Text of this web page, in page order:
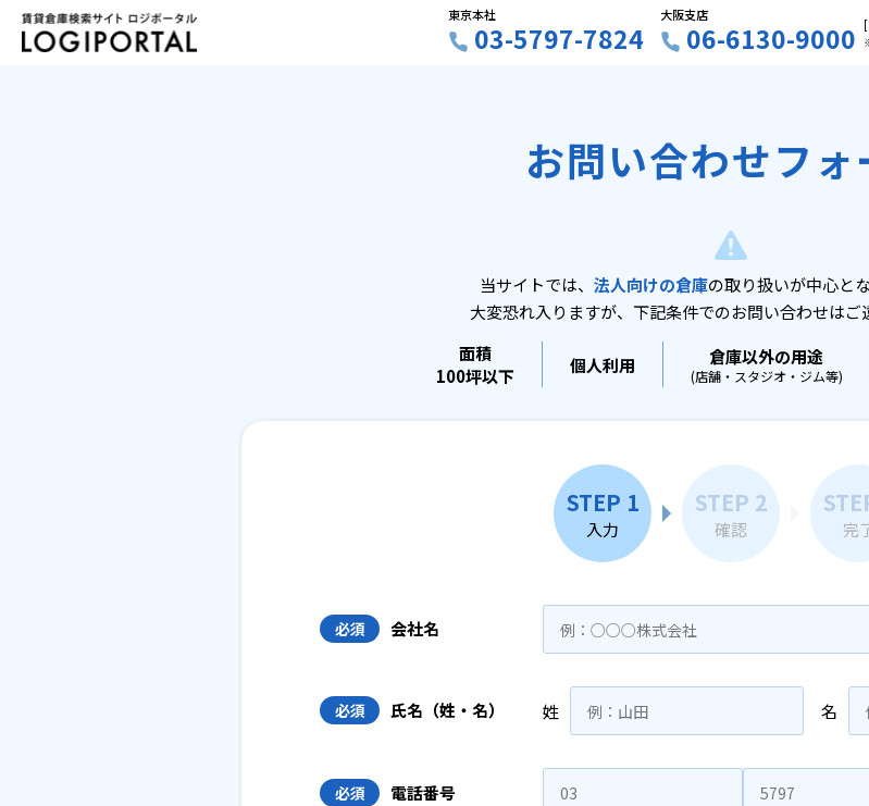
東京本社
03-5797-7824
大阪支店
06-6130-9000
お問い合わせフォ
当サイトでは、 法人向けの倉庫の取り扱いが中心と
大変恐れ入りますが、下記条件でのお問い合わせはご
面積
100坪以下
個人利用 倉庫以外の用途
(店舗・スタジオ・ジム等)
STEP 1
入力
STEP 2
確認 完
必須 会社名
必須 氏名（姓・名） 姓 名
必須 電話番号